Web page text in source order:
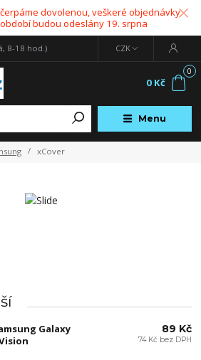
dovolenou, veškeré objednávky
budou odeslány 19. srpna
Menu
CZK
8-18 hod.)
0
0 Kč
xCover
Galaxy
89 Kč
74 Kč bez DPH